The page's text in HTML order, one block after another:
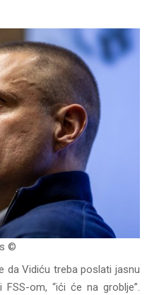
©
da Vidiću treba poslati jasnu
om, “ići će na groblje”.